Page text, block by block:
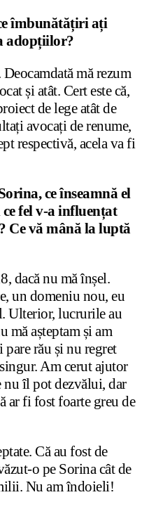
îmbunătățiri ați
adopțiilor?
mă rezum
și atât. Cert este că,
de lege atât de
avocați de renume,
respectivă, acela va fi
ce înseamnă el
fel v-a influențat
Ce vă mână la luptă
dacă nu mă înșel.
un domeniu nou, eu
Ulterior, lucrurile au
mă așteptam și am
rău și nu regret
Am cerut ajutor
nu îl pot dezvălui, dar
ar fi fost foarte greu de
Că au fost de
o pe Sorina cât de
Nu am îndoieli!